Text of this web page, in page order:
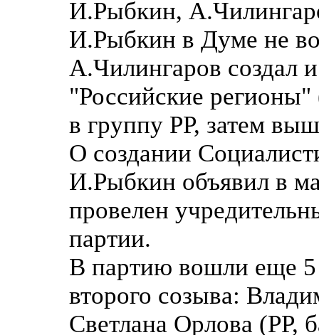
И.Рыбкин,
И.Рыбкин в Думе не
А.Чилингаров создал
"Российские
в группу РР, затем
О создании
И.Рыбкин объявил в
провелен
партии.
В партию вошли еще 5
второго созыва:
Светлана Орлова (РР,